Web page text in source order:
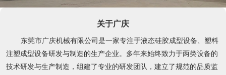
关于广庆
东莞市广庆机械有限公司是一家专注于液态硅胶成型设备、塑料
注塑成型设备研发与制造的生产企业。多年来始终致力于两类设备的
技术研发与生产制造，组建了专业的研发团队，建立了规范的品质监